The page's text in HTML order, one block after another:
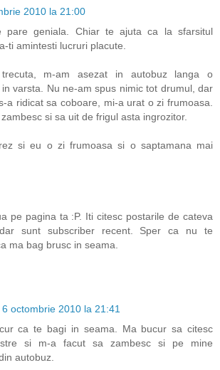
2010 la 21:00
pare geniala. Chiar te ajuta ca la sfarsitul
ti amintesti lucruri placute.
trecuta, m-am asezat in autobuz langa o
varsta. Nu ne-am spus nimic tot drumul, dar
a ridicat sa coboare, mi-a urat o zi frumoasa.
si sa uit de frigul asta ingrozitor.
si eu o zi frumoasa si o saptamana mai
pe pagina ta :P. Iti citesc postarile de cateva
sunt subscriber recent. Sper ca nu te
ma bag brusc in seama.
6 octombrie 2010 la 21:41
ca te bagi in seama. Ma bucur sa citesc
si m-a facut sa zambesc si pe mine
autobuz.